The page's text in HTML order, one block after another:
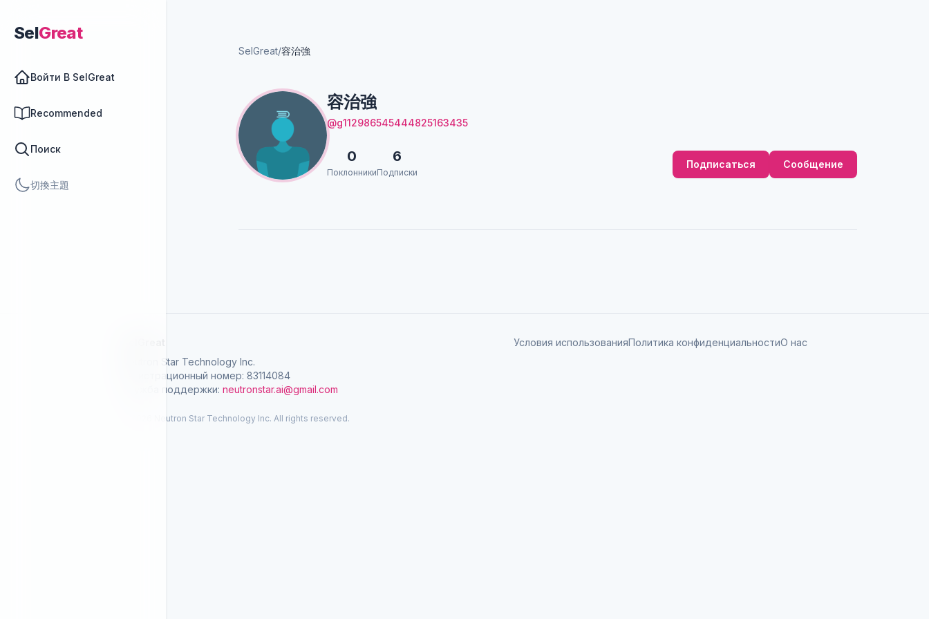
SelGreat
Войти В SelGreat
Recommended
Поиск
切換主題
SelGreat/容治強
容治強
@g112986545444825163435
0
Поклонники
6
Подписки
Подписаться Сообщение
Neutron Star Technology Inc.
Регистрационный номер: 83114084
Служба поддержки: neutronstar.ai@gmail.com
Условия использованияПолитика конфиденциальностиО нас
© 2026 Neutron Star Technology Inc. All rights reserved.